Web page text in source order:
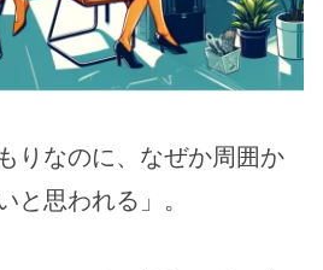
りなのに、なぜか周囲か
と思われる」。